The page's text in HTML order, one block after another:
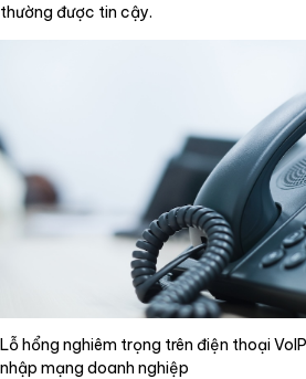
thường được tin cậy.
Lỗ hổng nghiêm trọng trên điện thoại
nhập mạng doanh nghiệp